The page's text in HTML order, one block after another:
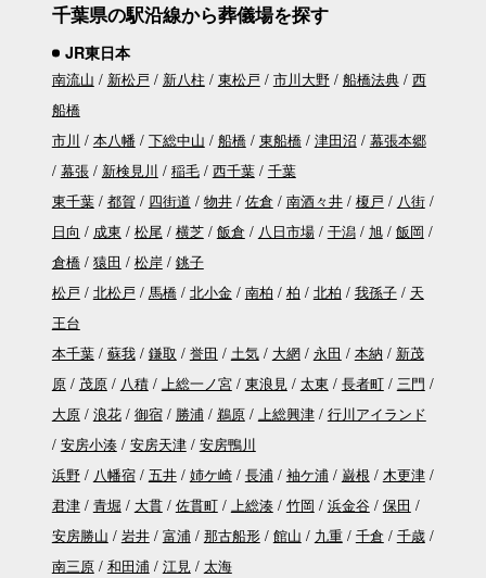
千葉県の駅沿線から葬儀場を探す
JR東日本
南流山 新松戸 新八柱 東松戸 市川大野 船橋法典
西
船橋
市川
本八幡 下総中山 船橋 東船橋 津田沼
幕張本郷
幕張
新検見川 稲毛 西千葉
千葉
東千葉
都賀 四街道 物井 佐倉 南酒々井 榎戸
八街
日向
成東 松尾 横芝 飯倉 八日市場 干潟 旭
飯岡
倉橋
猿田 松岸
銚子
松戸
北松戸 馬橋 北小金 南柏 柏 北柏 我孫子
天
王台
本千葉
蘇我 鎌取 誉田 土気 大網 永田 本納
新茂
原
茂原 八積 上総一ノ宮 東浪見 太東 長者町
三門
大原
浪花 御宿 勝浦 鵜原 上総興津
行川アイランド
安房小湊
安房天津
安房鴨川
浜野
八幡宿 五井 姉ケ崎 長浦 袖ケ浦 巌根
木更津
君津
青堀 大貫 佐貫町 上総湊 竹岡 浜金谷
保田
安房勝山
岩井 富浦 那古船形 館山 九重 千倉
千歳
南三原
和田浦 江見
太海